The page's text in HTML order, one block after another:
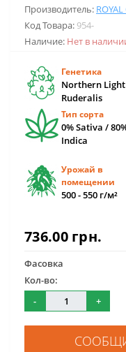
Производитель:
Код Товара: 954-
Наличие: Нет в
Генетика
Northern
Ruderalis
Тип сорта
0% Sativa /
Indica
Урожай в
помещении
500 - 550 г/м²
736.00 грн.
Фасовка
Кол-во:
-
+